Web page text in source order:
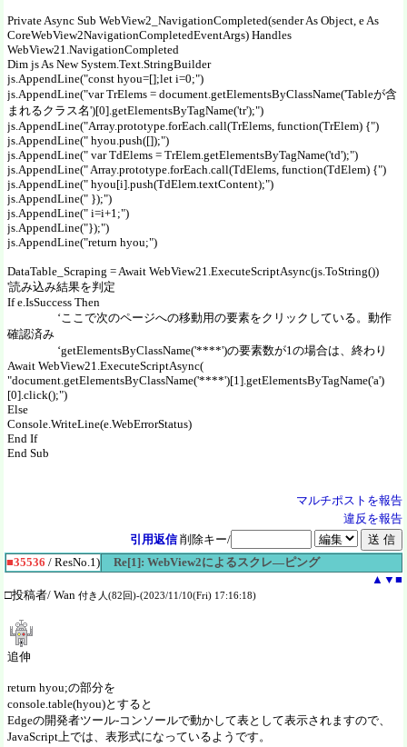
Private Async Sub WebView2_NavigationCompleted(sender As Object, e As
CoreWebView2NavigationCompletedEventArgs) Handles
WebView21.NavigationCompleted
Dim js As New System.Text.StringBuilder
js.AppendLine("const hyou=[];let i=0;")
js.AppendLine("var TrElems = document.getElementsByClassName('Tableが含
まれるクラス名')[0].getElementsByTagName('tr');")
js.AppendLine("Array.prototype.forEach.call(TrElems, function(TrElem) {")
js.AppendLine(" hyou.push([]);")
js.AppendLine(" var TdElems = TrElem.getElementsByTagName('td');")
js.AppendLine(" Array.prototype.forEach.call(TdElems, function(TdElem) {")
js.AppendLine(" hyou[i].push(TdElem.textContent);")
js.AppendLine(" });")
js.AppendLine(" i=i+1;")
js.AppendLine("});")
js.AppendLine("return hyou;")
DataTable_Scraping = Await WebView21.ExecuteScriptAsync(js.ToString())
'読み込み結果を判定
If e.IsSuccess Then
‘ここで次のページへの移動用の要素をクリックしている。動作
確認済み
‘getElementsByClassName('****')の要素数が1の場合は、終わり
Await WebView21.ExecuteScriptAsync(
"document.getElementsByClassName('****')[1].getElementsByTagName('a')
[0].click();")
Else
Console.WriteLine(e.WebErrorStatus)
End If
End Sub
マルチポストを報告
違反を報告
引用返信 削除キー/
■35536 / ResNo.1)
Re[1]: WebView2によるスクレ―ピング
▲ ▼ ■
□投稿者/ Wan 付き人(82回)-(2023/11/10(Fri) 17:16:18)
追伸
return hyou;の部分を
console.table(hyou)とすると
Edgeの開発者ツール-コンソールで動かして表として表示されますので、
JavaScript上では、表形式になっているようです。